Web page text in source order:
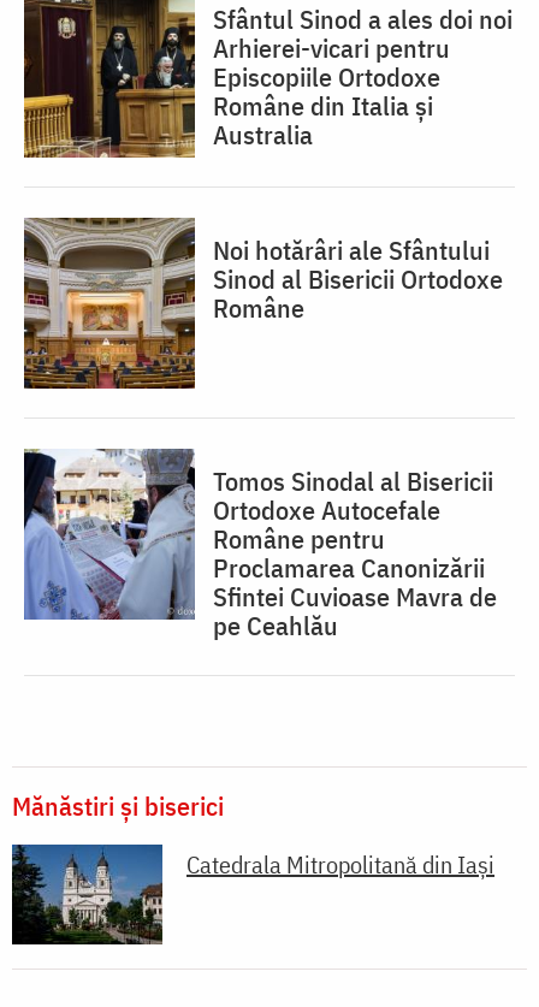
Sfântul Sinod a ales doi noi
Arhierei-vicari pentru
Episcopiile Ortodoxe
Române din Italia și
Australia
Noi hotărâri ale Sfântului
Sinod al Bisericii Ortodoxe
Române
Tomos Sinodal al Bisericii
Ortodoxe Autocefale
Române pentru
Proclamarea Canonizării
Sfintei Cuvioase Mavra de
pe Ceahlău
Mănăstiri și biserici
Catedrala Mitropolitană din Iaşi